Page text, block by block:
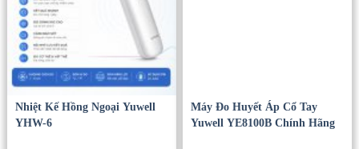
Nhiệt Kế Hồng Ngoại Yuwell
YHW-6
Máy Đo Huyết Áp Cổ Tay
Yuwell YE8100B Chính Hãng